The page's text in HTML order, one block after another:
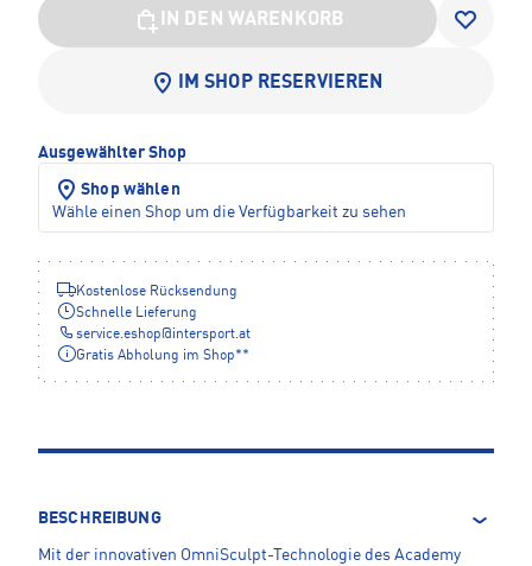
IN DEN WARENKORB
IM SHOP RESERVIEREN
Ausgewählter Shop
Shop wählen
Wähle einen Shop um die Verfügbarkeit zu sehen
Kostenlose Rücksendung
Schnelle Lieferung
service.eshop@ intersport.at
Gratis Abholung im Shop**
BESCHREIBUNG
Mit der innovativen OmniSculpt-Technologie des Academy